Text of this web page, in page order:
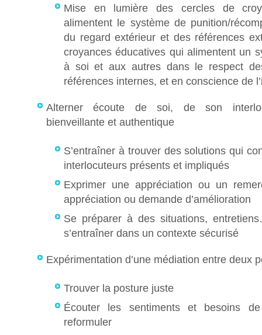
Mise en lumière des cercles de
alimentent le système de punition/
du regard extérieur et des références
croyances éducatives qui alimentent un
à soi et aux autres dans le respect
références internes, et en conscience de
Alterner écoute de soi, de son
bienveillante et authentique
S’entraîner à trouver des solutions qui
interlocuteurs présents et impliqués
Exprimer une appréciation ou un
appréciation ou demande d’amélioration
Se préparer à des situations,
s’entraîner dans un contexte sécurisé
Expérimentation d’une médiation entre deux
Trouver la posture juste
Écouter les sentiments et besoins
reformuler